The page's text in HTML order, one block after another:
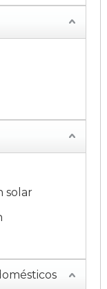
solar